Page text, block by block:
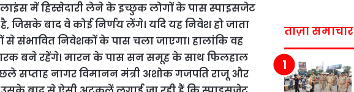
में हिस्सेदारी लेने के इच्छुक लोगों के पास स्पाइसजेट
बाद वे कोई निर्णय लेंगे। यदि यह निवेश हो जाता
संभावित निवेशकों के पास चला जाएगा। हालांकि वह
बने रहेंगे। मारन के पास सन समूह के साथ फिलहाल
सप्ताह नागर विमानन मंत्री अशोक गजपति राजू और
ताज़ा समाचार